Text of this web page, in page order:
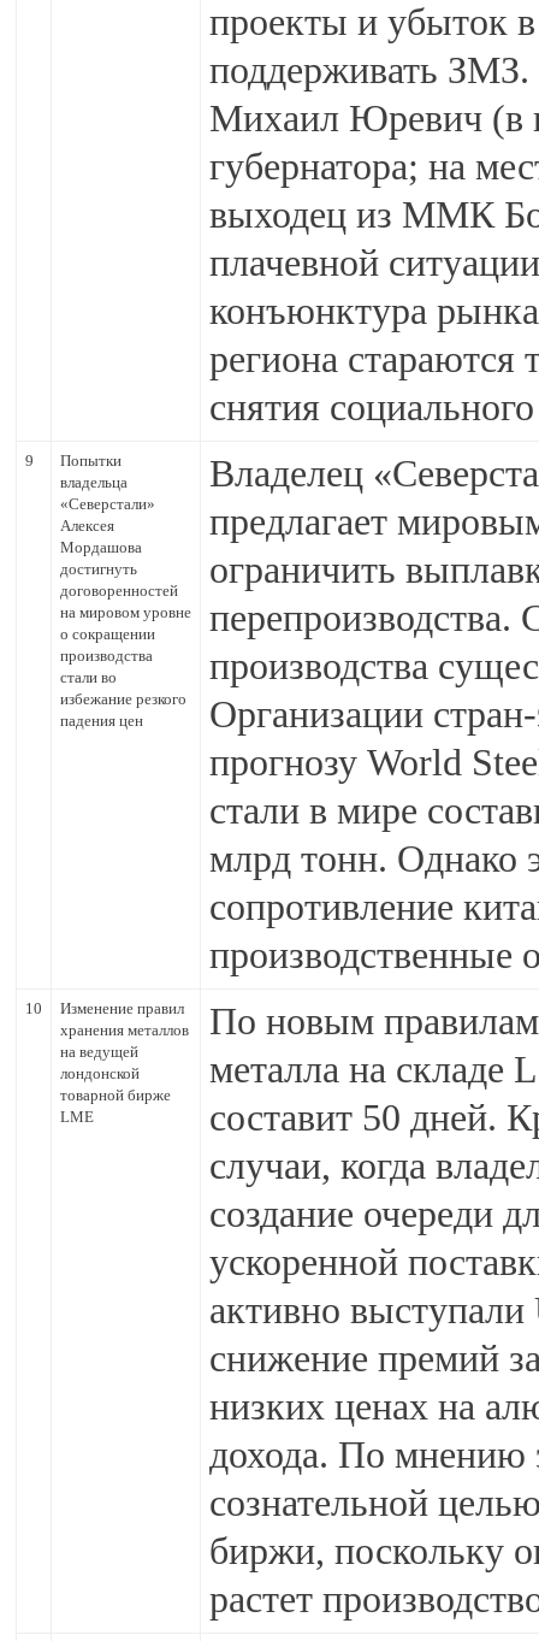
проекты и убыток
поддерживать ЗМЗ.
Михаил Юревич (в
губернатора; на
выходец из ММК
плачевной
конъюнктура
региона стараются
снятия
9
Попытки
владельца
«Северстали»
Алексея
Мордашова
достигнуть
договоренностей
на мировом уровне
о сокращении
производства
стали во
избежание резкого
падения цен
Владелец
предлагает
ограничить
перепроизводства.
производства
Организации
прогнозу World
стали в мире
млрд тонн. Однако
сопротивление
производственные
10
Изменение правил
хранения металлов
на ведущей
лондонской
товарной бирже
LME
По новым
металла на складе
составит 50 дней.
случаи, когда
создание очереди
ускоренной
активно
снижение премий
низких ценах на
дохода. По мнению
сознательной
биржи, поскольку
растет